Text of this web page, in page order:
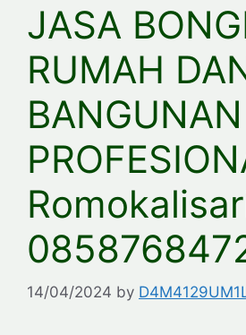
JASA
RUMAH
BANGUNAN
14/04/2024 by